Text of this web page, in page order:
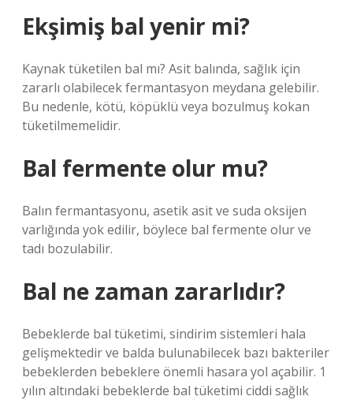
Ekşimiş bal yenir mi?
Kaynak tüketilen bal mı? Asit balında, sağlık için
zararlı olabilecek fermantasyon meydana gelebilir.
Bu nedenle, kötü, köpüklü veya bozulmuş kokan
tüketilmemelidir.
Bal fermente olur mu?
Balın fermantasyonu, asetik asit ve suda oksijen
varlığında yok edilir, böylece bal fermente olur ve
tadı bozulabilir.
Bal ne zaman zararlıdır?
Bebeklerde bal tüketimi, sindirim sistemleri hala
gelişmektedir ve balda bulunabilecek bazı bakteriler
bebeklerden bebeklere önemli hasara yol açabilir. 1
yılın altındaki bebeklerde bal tüketimi ciddi sağlık